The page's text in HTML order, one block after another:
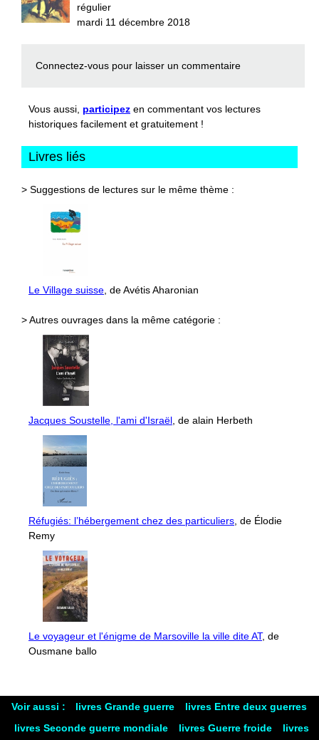
régulier
mardi 11 décembre 2018
Connectez-vous pour laisser un commentaire
Vous aussi, participez en commentant vos lectures
historiques facilement et gratuitement !
Livres liés
> Suggestions de lectures sur le même thème :
Le Village suisse, de Avétis Aharonian
> Autres ouvrages dans la même catégorie :
Jacques Soustelle, l'ami d'Israël, de alain Herbeth
Réfugiés: l’hébergement chez des particuliers, de Élodie
Remy
Le voyageur et l'énigme de Marsoville la ville dite AT, de
Ousmane ballo
Voir aussi : livres Grande guerre
livres Entre deux guerres
livres Seconde guerre mondiale
livres Guerre froide livres